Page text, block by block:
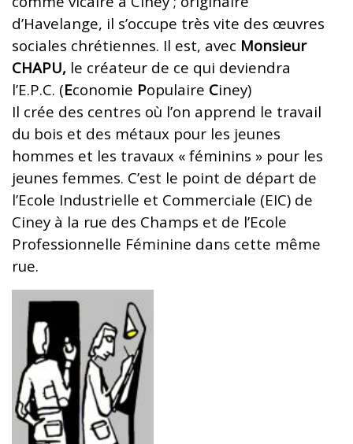
d’Havelange, il s’occupe très vite des œuvres
sociales chrétiennes. Il est, avec Monsieur
CHAPU, le créateur de ce qui deviendra
l’E.P.C. (Economie Populaire Ciney)
Il crée des centres où l’on apprend le travail
du bois et des métaux pour les jeunes
hommes et les travaux « féminins » pour les
jeunes femmes. C’est le point de départ de
l’Ecole Industrielle et Commerciale (EIC) de
Ciney à la rue des Champs et de l’Ecole
Professionnelle Féminine dans cette même
rue.